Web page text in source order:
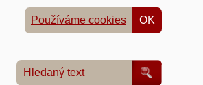
Používáme cookies OK